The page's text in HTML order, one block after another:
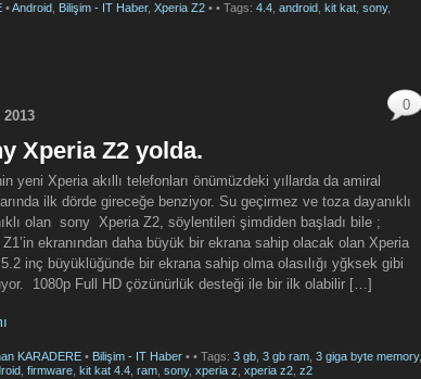
•Android, Bilişim - IT Haber, Xperia Z2 • • Tags: 4.4, android, kit kat, sony,
2013
Xperia Z2 yolda.
yeni Xperia akıllı telefonları önümüzdeki yıllarda da amiral
ilk dörde gireceğe benziyor. Su geçirmez ve toza dayanıklı
olan sony Xperia Z2, söylentileri şimdiden başladı bile ;
ekranından daha büyük bir ekrana sahip olacak olan Xperia
5.2 inç büyüklüğünde bir ekrana sahip olma olasılığı yğksek gibi
1080p Full HD çözünürlük desteği ile bir ilk olabilir […]
KARADERE • Bilişim - IT Haber •
0
• Tags: 3 gb 3 gb ram 3 giga byte memory,
firmware kit kat 4.4 ram sony, xperia z xperia z2 z2